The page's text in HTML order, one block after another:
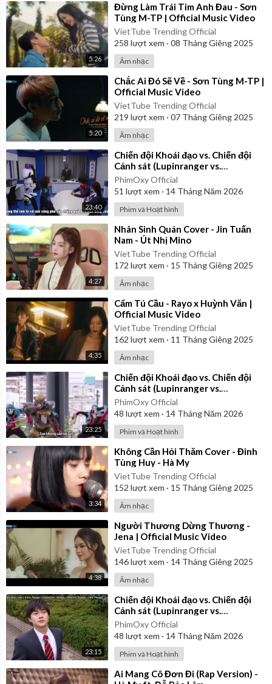
5:26
⁣Đừng Làm Trái Tim Anh Đau - Sơn
Tùng M-TP | Official Music Video
VietTube Trending Official
258 lượt xem · 08 Tháng Giêng 2025
Âm nhạc
5:20
⁣Chắc Ai Đó Sẽ Về - Sơn Tùng M-TP |
Official Music Video
VietTube Trending Official
219 lượt xem · 07 Tháng Giêng 2025
Âm nhạc
23:40
⁣Chiến đội Khoái đạo vs. Chiến đội
Cảnh sát (Lupinranger vs.
Patranger) 2018 - Tập 12 | Vietsub
PhimOxy Official
51 lượt xem · 14 Tháng Năm 2026
Phim và Hoạt hình
4:27
⁣Nhân Sinh Quán Cover - Jin Tuấn
Nam - Út Nhị Mino
VietTube Trending Official
172 lượt xem · 15 Tháng Giêng 2025
Âm nhạc
4:35
⁣Cẩm Tú Cầu - Rayo x Huỳnh Văn |
Official Music Video
VietTube Trending Official
162 lượt xem · 11 Tháng Giêng 2025
Âm nhạc
23:25
⁣Chiến đội Khoái đạo vs. Chiến đội
Cảnh sát (Lupinranger vs.
Patranger) 2018 - Tập 20 | Vietsub
PhimOxy Official
48 lượt xem · 14 Tháng Năm 2026
Phim và Hoạt hình
3:34
⁣Không Cần Hỏi Thăm Cover - Đinh
Tùng Huy - Hà My
VietTube Trending Official
152 lượt xem · 15 Tháng Giêng 2025
Âm nhạc
4:38
⁣Người Thương Dừng Thương -
Jena | Official Music Video
VietTube Trending Official
146lượt xem · 14 Tháng Giêng 2025
Âm nhạc
23:15
⁣Chiến đội Khoái đạo vs. Chiến đội
Cảnh sát (Lupinranger vs.
Patranger) 2018 - Tập 9 | Vietsub
PhimOxy Official
48 lượt xem · 14 Tháng Năm 2026
Phim và Hoạt hình
⁣Ai Mang Cô Đơn Đi (Rap Version) -